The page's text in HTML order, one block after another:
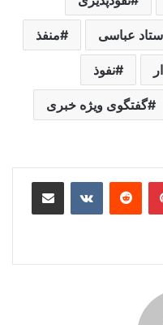
عباسی منفذ
نفوذ
گفتگوی ویژه خبری
‫پین‌ترست‫رددیت ‫VKontakteاشتراک گذاری از طریق ایمیل